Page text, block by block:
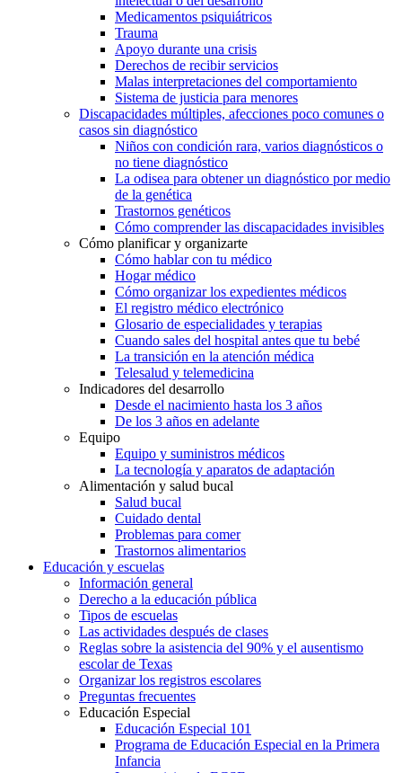
Medicamentos psiquiátricos
Trauma
Apoyo durante una crisis
Derechos de recibir servicios
Malas interpretaciones del comportamiento
Sistema de justicia para menores
Discapacidades múltiples, afecciones poco comunes o
casos sin diagnóstico
Niños con condición rara, varios diagnósticos o
no tiene diagnóstico
La odisea para obtener un diagnóstico por medio
de la genética
Trastornos genéticos
Cómo comprender las discapacidades invisibles
Cómo planificar y organizarte
Cómo hablar con tu médico
Hogar médico
Cómo organizar los expedientes médicos
El registro médico electrónico
Glosario de especialidades y terapias
Cuando sales del hospital antes que tu bebé
La transición en la atención médica
Telesalud y telemedicina
Indicadores del desarrollo
Desde el nacimiento hasta los 3 años
De los 3 años en adelante
Equipo
Equipo y suministros médicos
La tecnología y aparatos de adaptación
Alimentación y salud bucal
Salud bucal
Cuidado dental
Problemas para comer
Trastornos alimentarios
Educación y escuelas
Información general
Derecho a la educación pública
Tipos de escuelas
Las actividades después de clases
Reglas sobre la asistencia del 90% y el ausentismo
escolar de Texas
Organizar los registros escolares
Preguntas frecuentes
Educación Especial
Educación Especial 101
Programa de Educación Especial en la Primera
Infancia